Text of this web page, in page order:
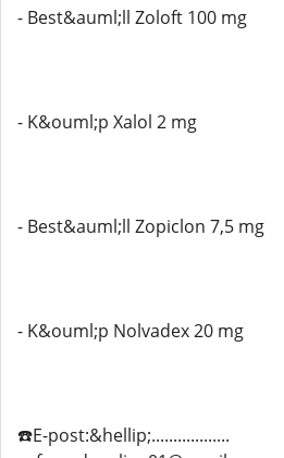
- Best&auml;ll Zoloft 100 mg
- K&ouml;p Xalol 2 mg
- Best&auml;ll Zopiclon 7,5 mg
- K&ouml;p Nolvadex 20 mg
☎️E-post:&hellip;..................